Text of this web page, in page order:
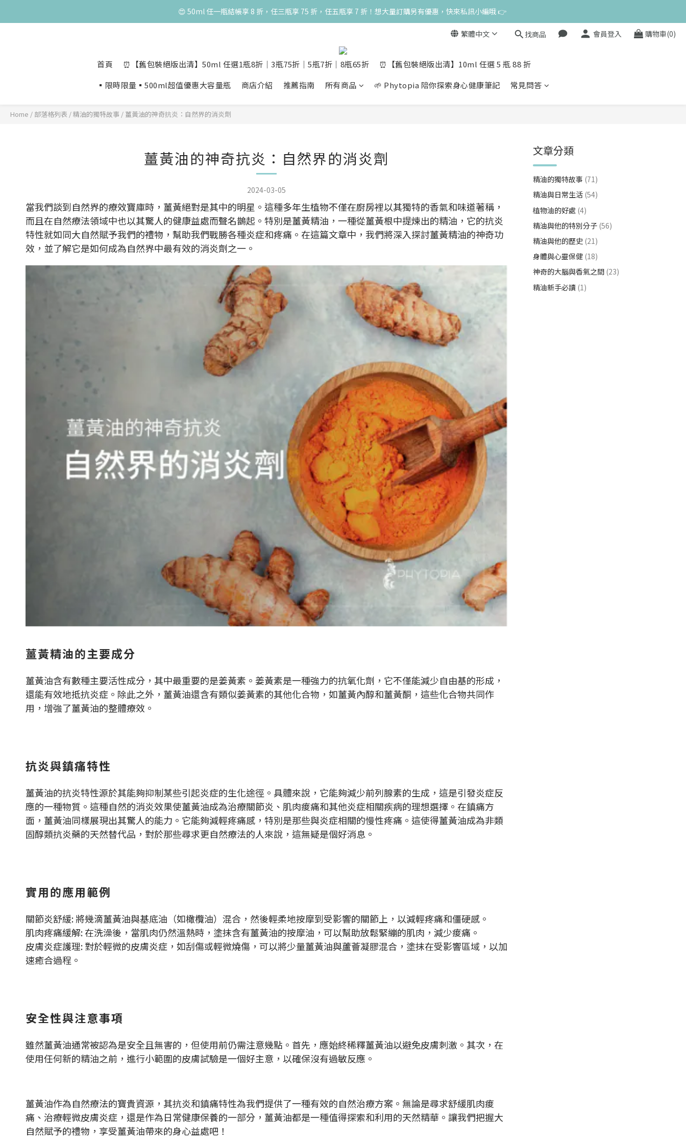
😍 50ml 任一瓶結帳享 8 折，任三瓶享 75 折，任五瓶享 7 折！想大量訂購另有優惠，快來私訊小編哦 👉
😍 50ml 任一瓶結帳享 8 折，任三瓶享 75 折，任五瓶享 7 折！想大量訂購另有優惠，快來私訊小編哦 👉
🌸 500ml 夏季優惠６折開跑 🌸 曲線限量30組，頑固限量5組售完下架
😍 50ml 任一瓶結帳享 8 折，任三瓶享 75 折，任五瓶享 7 折！想大量訂購另有優惠，快來私訊小編哦 👉
繁體中文 找商品 會員登入 購物車(0)
首頁 ⏰【舊包裝絕版出清】50ml 任選1瓶8折│3瓶75折│5瓶7折│8瓶65折
⏰【舊包裝絕版出清】10ml 任選 5 瓶 88 折
▪️限時限量▪️500ml超值優惠大容量瓶
商店介紹 推薦指南 所有商品 🌱 Phytopia 陪你探索身心健康筆記 常見問答
Home / 部落格列表 /精油的獨特故事 / 薑黃油的神奇抗炎：自然界的消炎劑
薑黃油的神奇抗炎：自然界的消炎劑
2024-03-05
當我們談到自然界的療效寶庫時，薑黃絕對是其中的明星。這種多年生植物不僅在廚房裡以其獨特的香氣和味道著稱，
而且在自然療法領域中也以其驚人的健康益處而聲名鵲起。特別是薑黃精油，一種從薑黃根中提煉出的精油，它的抗炎
特性就如同大自然賦予我們的禮物，幫助我們戰勝各種炎症和疼痛。在這篇文章中，我們將深入探討薑黃精油的神奇功
效，並了解它是如何成為自然界中最有效的消炎劑之一。
薑黃精油的主要成分
薑黃油含有數種主要活性成分，其中最重要的是姜黃素。姜黃素是一種強力的抗氧化劑，它不僅能減少自由基的形成，
還能有效地抵抗炎症。除此之外，薑黃油還含有類似姜黃素的其他化合物，如薑黃內醇和薑黃酮，這些化合物共同作
用，增強了薑黃油的整體療效。
抗炎與鎮痛特性
薑黃油的抗炎特性源於其能夠抑制某些引起炎症的生化途徑。具體來說，它能夠減少前列腺素的生成，這是引發炎症反
應的一種物質。這種自然的消炎效果使薑黃油成為治療關節炎、肌肉痠痛和其他炎症相關疾病的理想選擇。在鎮痛方
面，薑黃油同樣展現出其驚人的能力。它能夠減輕疼痛感，特別是那些與炎症相關的慢性疼痛。這使得薑黃油成為非類
固醇類抗炎藥的天然替代品，對於那些尋求更自然療法的人來說，這無疑是個好消息。
實用的應用範例
關節炎舒緩: 將幾滴薑黃油與基底油（如橄欖油）混合，然後輕柔地按摩到受影響的關節上，以減輕疼痛和僵硬感。
肌肉疼痛緩解: 在洗澡後，當肌肉仍然溫熱時，塗抹含有薑黃油的按摩油，可以幫助放鬆緊繃的肌肉，減少痠痛。
皮膚炎症護理: 對於輕微的皮膚炎症，如刮傷或輕微燒傷，可以將少量薑黃油與蘆薈凝膠混合，塗抹在受影響區域，以加
速癒合過程。
安全性與注意事項
雖然薑黃油通常被認為是安全且無害的，但使用前仍需注意幾點。首先，應始終稀釋薑黃油以避免皮膚刺激。其次，在
使用任何新的精油之前，進行小範圍的皮膚試驗是一個好主意，以確保沒有過敏反應。
薑黃油作為自然療法的寶貴資源，其抗炎和鎮痛特性為我們提供了一種有效的自然治療方案。無論是尋求舒緩肌肉痠
痛、治療輕微皮膚炎症，還是作為日常健康保養的一部分，薑黃油都是一種值得探索和利用的天然精華。讓我們把握大
自然賦予的禮物，享受薑黃油帶來的身心益處吧！
文章分類
精油的獨特故事 (71)
精油與日常生活 (54)
植物油的好處 (4)
精油與他的特別分子 (56)
精油與他的歷史 (21)
身體與心靈保健 (18)
神奇的大腦與香氣之間 (23)
精油新手必讀 (1)